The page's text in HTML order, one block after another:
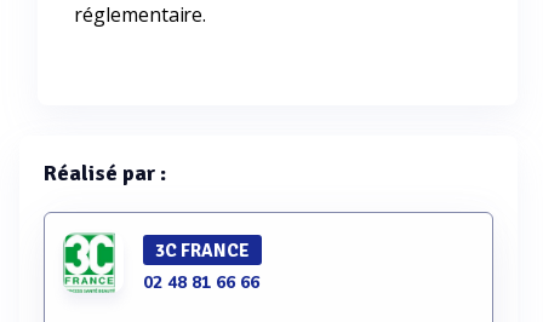
réglementaire.
Réalisé par :
3C FRANCE
02 48 81 66 66